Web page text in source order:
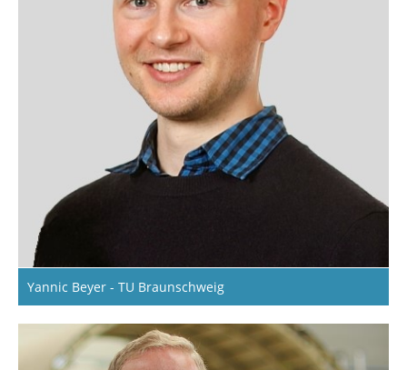
Yannic Beyer - TU Braunschweig